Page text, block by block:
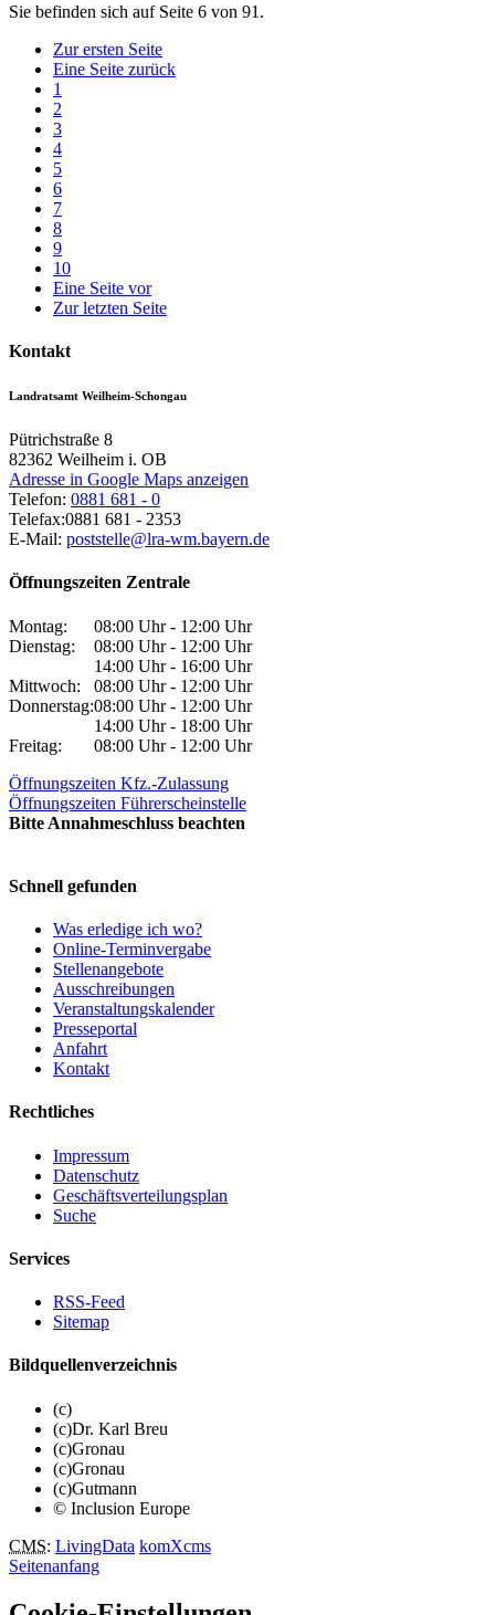
Sie befinden sich auf Seite 6 von 91.
Zur ersten Seite
Eine Seite zurück
1
2
3
4
5
6
7
8
9
10
Eine Seite vor
Zur letzten Seite
Kontakt
Landratsamt Weilheim-Schongau
Pütrichstraße 8
82362 Weilheim i. OB
Adresse in Google Maps anzeigen
Telefon: 0881 681 - 0
Telefax:0881 681 - 2353
E-Mail: poststelle@lra-wm.bayern.de
Öffnungszeiten Zentrale
Montag:
08:00 Uhr - 12:00 Uhr
Dienstag:
08:00 Uhr - 12:00 Uhr
14:00 Uhr - 16:00 Uhr
Mittwoch:
08:00 Uhr - 12:00 Uhr
Donnerstag:08:00 Uhr - 12:00 Uhr
14:00 Uhr - 18:00 Uhr
Freitag:
08:00 Uhr - 12:00 Uhr
Öffnungszeiten Kfz.-Zulassung
Öffnungszeiten Führerscheinstelle
Bitte Annahmeschluss beachten
Schnell gefunden
Was erledige ich wo?
Online-Terminvergabe
Stellenangebote
Ausschreibungen
Veranstaltungskalender
Presseportal
Anfahrt
Kontakt
Rechtliches
Impressum
Datenschutz
Geschäftsverteilungsplan
Suche
Services
RSS-Feed
Sitemap
Bildquellenverzeichnis
(c)
(c)Dr. Karl Breu
(c)Gronau
(c)Gronau
(c)Gutmann
© Inclusion Europe
CMS: LivingData komXcms
Seitenanfang